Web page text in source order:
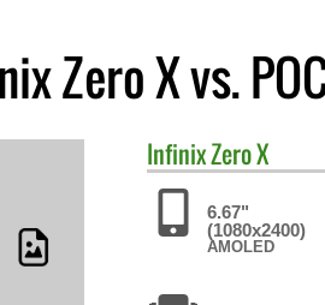
Zero X vs.
InfinixZero X
6.67"
(1080x2400)
AMOLED